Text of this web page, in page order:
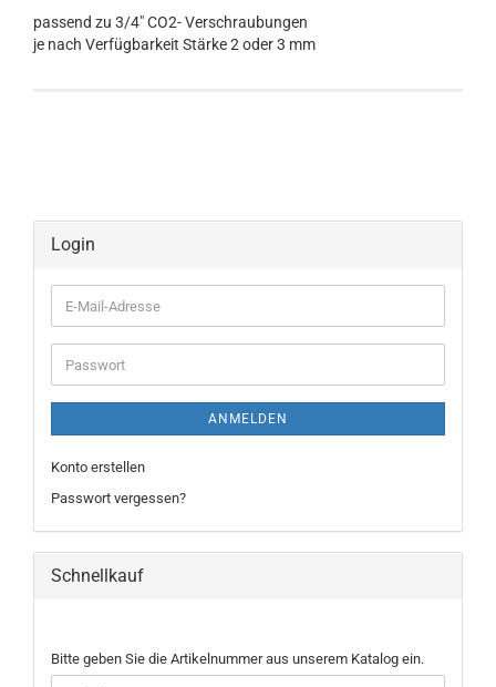
passend zu 3/4" CO2- Verschraubungen
je nach Verfügbarkeit Stärke 2 oder 3 mm
Login
E-
Mail-
Adresse
Passwort
ANMELDEN
Konto erstellen
Passwort vergessen?
Schnellkauf
BITTE
GEBEN
Bitte geben Sie die Artikelnummer aus unserem Katalog ein.